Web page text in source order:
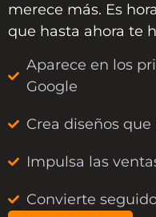
merece más. Es
que hasta ahora te
Aparece en los
Google
Crea diseños
Impulsa las
Convierte